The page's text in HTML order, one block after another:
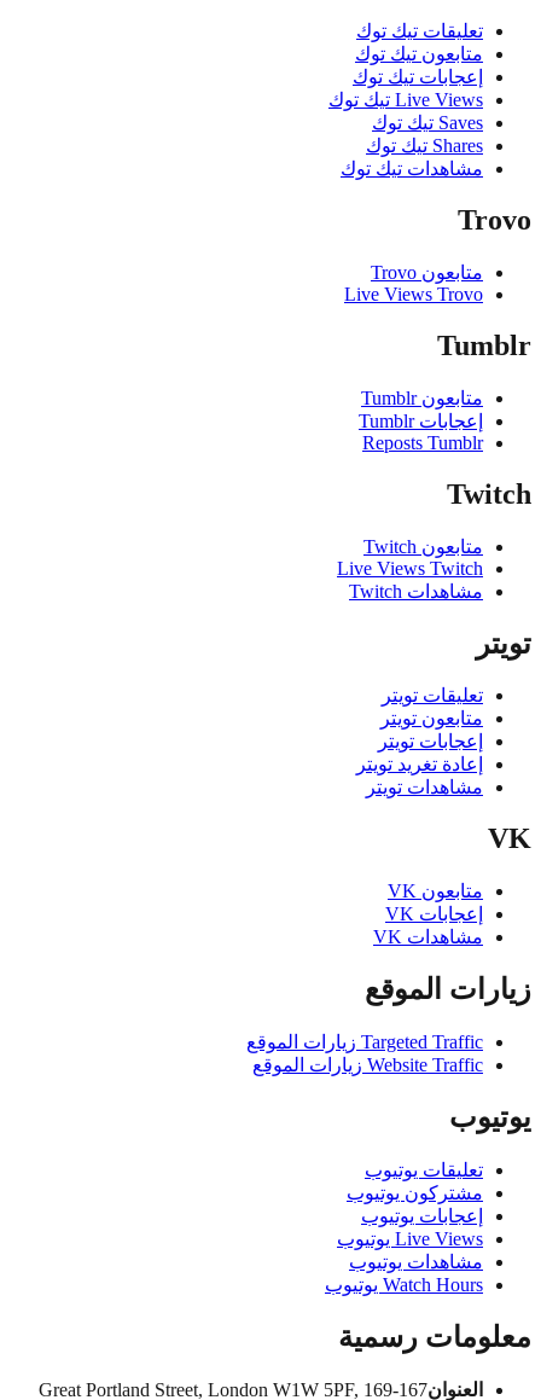
تعليقات تيك توك
متابعون تيك توك
إعجابات تيك توك
Live Views تيك توك
Saves تيك توك
Shares تيك توك
مشاهدات تيك توك
متابعون Trovo
Live Views Trovo
متابعون Tumblr
إعجابات Tumblr
Reposts Tumblr
متابعون Twitch
Live Views Twitch
مشاهدات Twitch
تعليقات تويتر
متابعون تويتر
إعجابات تويتر
إعادة تغريد تويتر
مشاهدات تويتر
متابعون VK
إعجابات VK
مشاهدات VK
الموقع
Targeted Traffic زيارات الموقع
Website Traffic زيارات الموقع
تعليقات يوتيوب
مشتركون يوتيوب
إعجابات يوتيوب
Live Views يوتيوب
مشاهدات يوتيوب
Watch Hours يوتيوب
رسمية
العنوان
167-169 Great Portland Street, London W1W 5PF,